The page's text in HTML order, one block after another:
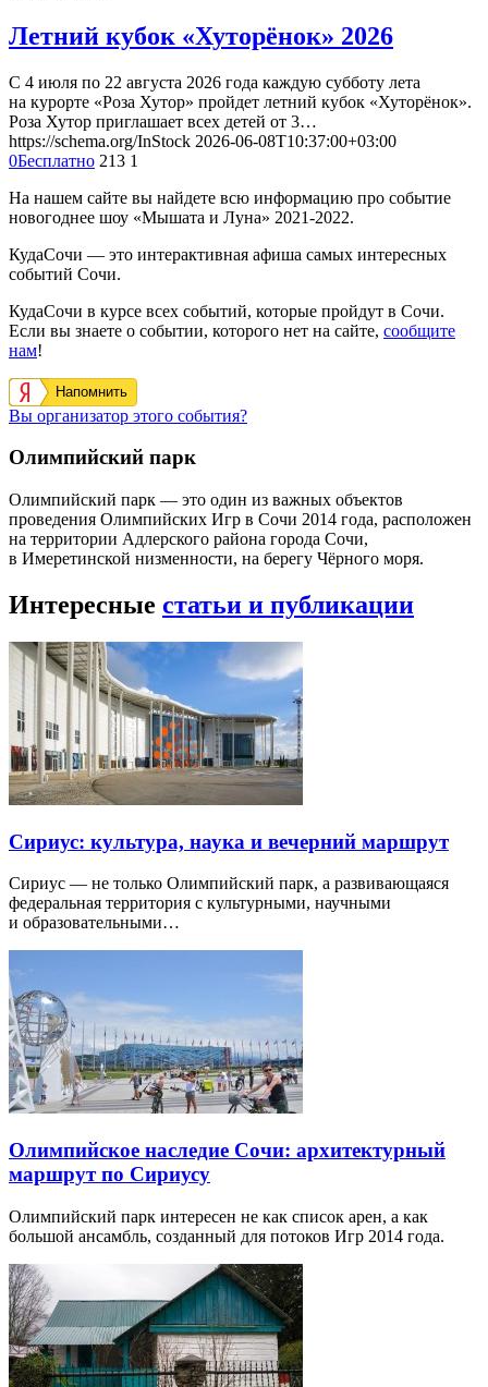
Летний кубок «Хуторёнок» 2026
С 4 июля по 22 августа 2026 года каждую субботу лета
на курорте «Роза Хутор» пройдет летний кубок «Хуторёнок».
Роза Хутор приглашает всех детей от 3…
https://schema.org/InStock 2026-06-08T10:37:00+03:00
0Бесплатно 213 1
На нашем сайте вы найдете всю информацию про событие
новогоднее шоу «Мышата и Луна» 2021-2022.
КудаСочи — это интерактивная афиша самых интересных
событий Сочи.
КудаСочи в курсе всех событий, которые пройдут в Сочи.
Если вы знаете о событии, которого нет на сайте, сообщите
нам!
Напомнить
Вы организатор этого события?
Олимпийский парк
Олимпийский парк — это один из важных объектов
проведения Олимпийских Игр в Сочи 2014 года, расположен
на территории Адлерского района города Сочи,
в Имеретинской низменности, на берегу Чёрного моря.
Интересные статьи и публикации
Сириус: культура, наука и вечерний маршрут
Сириус — не только Олимпийский парк, а развивающаяся
федеральная территория с культурными, научными
и образовательными…
Олимпийское наследие Сочи: архитектурный
маршрут по Сириусу
Олимпийский парк интересен не как список арен, а как
большой ансамбль, созданный для потоков Игр 2014 года.